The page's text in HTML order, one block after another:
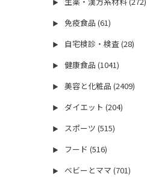
▶
▶ 免疫食品 (61)
▶ 自宅検診・検査 (28)
▶ 健康食品 (1041)
▶ 美容と化粧品 (2409)
▶ ダイエット (204)
▶ スポーツ (515)
▶ フード (516)
▶ ベビーとママ (701)